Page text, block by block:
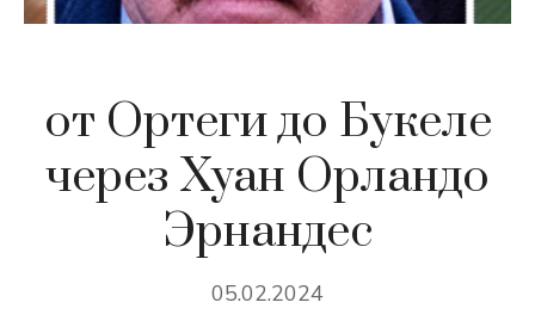
от Ортеги до Букеле
через Хуан Орландо
Эрнандес
05.02.2024